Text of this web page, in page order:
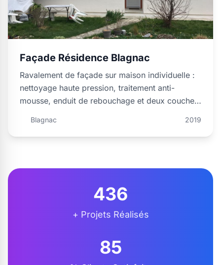
Façade Résidence Blagnac
Ravalement de façade sur maison individuelle :
nettoyage haute pression, traitement anti-
mousse, enduit de rebouchage et deux couches
Blagnac 2019
500
+ Projets Réalisés
98